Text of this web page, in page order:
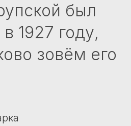
был
1927 году,
зовём его